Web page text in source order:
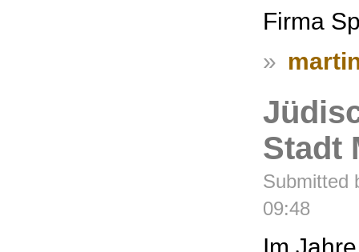
Firma
»
Stadt
Submitted
09:48